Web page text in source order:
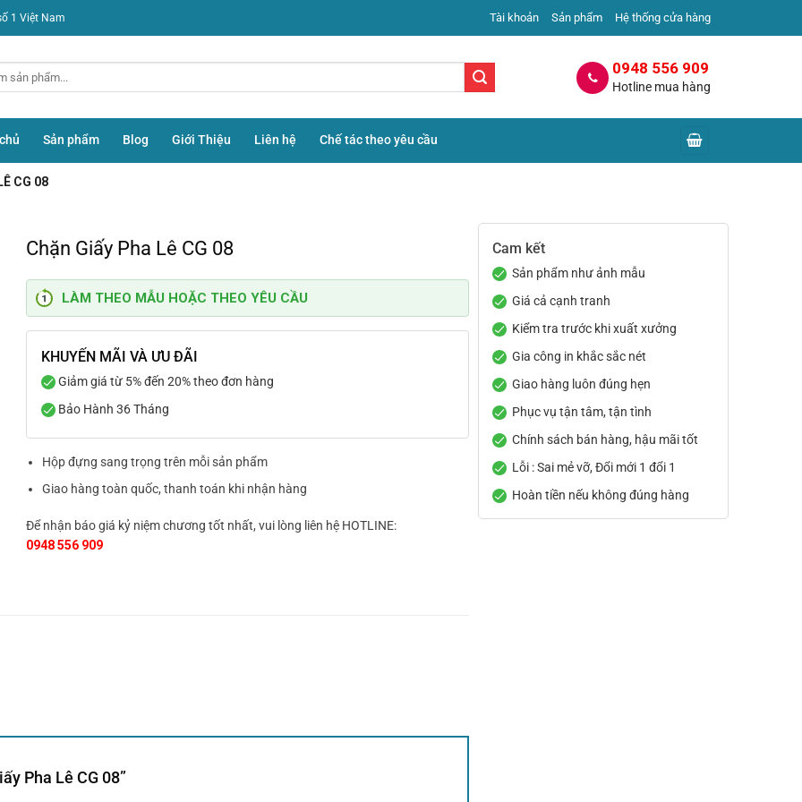
1 Việt Nam Tài khoản Sản phẩm Hệ thống cửa hàng
0948 556 909
Hotline mua hàng
Sản phẩm Blog Giới Thiệu Liên hệ Chế tác theo yêu cầu
CG 08
Cam kết
Sản phẩm như ảnh mẫu
Giá cả cạnh tranh
Kiểm tra trước khi xuất xưởng
Gia công in khắc sắc nét
Giao hàng luôn đúng hẹn
Phục vụ tận tâm, tận tình
Chính sách bán hàng, hậu mãi tốt
Lỗi : Sai mẻ vỡ, Đổi mới 1 đổi 1
Hoàn tiền nếu không đúng hàng
Chặn Giấy Pha Lê CG 08
LÀM THEO MẪU HOẶC THEO YÊU CẦU
KHUYẾN MÃI VÀ ƯU ĐÃI
Giảm giá từ 5% đến 20% theo đơn hàng
Bảo Hành 36 Tháng
Hộp đựng sang trọng trên mỗi sản phẩm
Giao hàng toàn quốc, thanh toán khi nhận hàng
Để nhận báo giá kỷ niệm chương tốt nhất, vui lòng liên hệ HOTLINE:
0948 556 909
Pha Lê CG 08”